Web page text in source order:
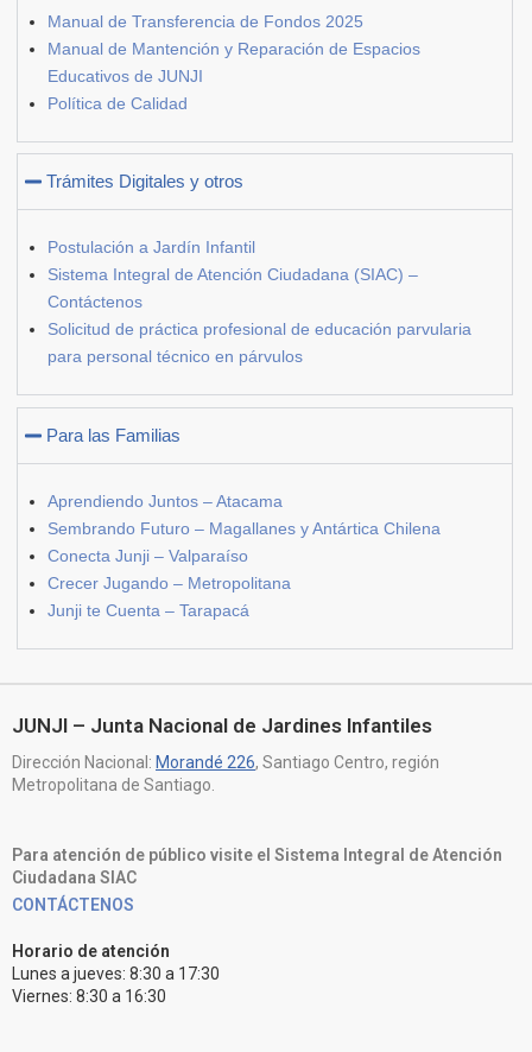
Manual de Transferencia de Fondos 2025
Manual de Mantención y Reparación de Espacios
Educativos de JUNJI
Política de Calidad
Trámites Digitales y otros
Postulación a Jardín Infantil
Sistema Integral de Atención Ciudadana (SIAC) –
Contáctenos
Solicitud de práctica profesional de educación parvularia
para personal técnico en párvulos
Para las Familias
Aprendiendo Juntos – Atacama
Sembrando Futuro – Magallanes y Antártica Chilena
Conecta Junji – Valparaíso
Crecer Jugando – Metropolitana
Junji te Cuenta – Tarapacá
JUNJI – Junta Nacional de Jardines Infantiles
Dirección Nacional: Morandé 226, Santiago Centro, región
Metropolitana de Santiago.
Para atención de público visite el Sistema Integral de Atención
Ciudadana SIAC
CONTÁCTENOS
Horario de atención
Lunes a jueves: 8:30 a 17:30
Viernes: 8:30 a 16:30